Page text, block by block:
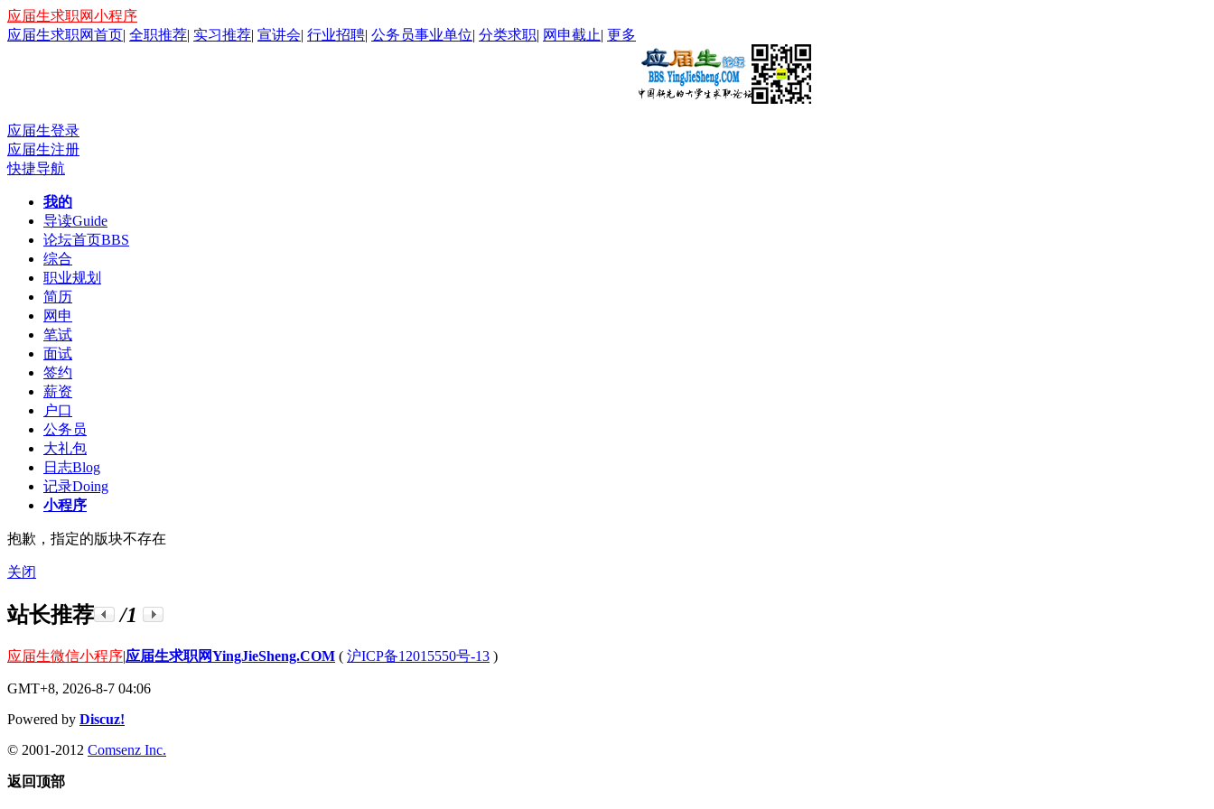
应届生求职网小程序
应届生求职网首页| 全职推荐| 实习推荐| 宣讲会| 行业招聘| 公务员事业单位| 分类求职| 网申截止| 更多
应届生登录
应届生注册
快捷导航
我的
导读Guide
论坛首页BBS
综合
职业规划
简历
网申
笔试
面试
签约
薪资
户口
公务员
大礼包
日志Blog
记录Doing
小程序
抱歉，指定的版块不存在
关闭
站长推荐 /1
应届生微信小程序|应届生求职网YingJieSheng.COM ( 沪ICP备12015550号-13 )
GMT+8, 2026-8-7 04:06
Powered by Discuz!
© 2001-2012 Comsenz Inc.
返回顶部